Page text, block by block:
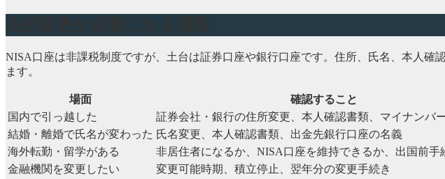
NISA口座は非課税制度ですが、土台は証券口座や銀行口座です。住所、氏名、本人
ます。
場面 確認すること
国内で引っ越した
証券会社・銀行の住所変更、本人確認書類、マイナンバ
結婚・離婚で氏名が変わった 氏名変更、本人確認書類、出金先銀行口座の名義
海外転勤・留学がある
非居住者になるか、NISA口座を維持できるか、出国前手
金融機関を変更したい
変更可能時期、積立停止、翌年分の変更手続き